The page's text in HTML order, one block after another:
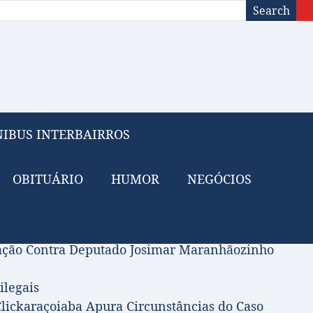
Search
INTERBAIRROS
OBITUÁRIO HUMOR NEGÓCIOS
Contra Deputado Josimar Maranhãozinho
Apura Circunstâncias do Caso